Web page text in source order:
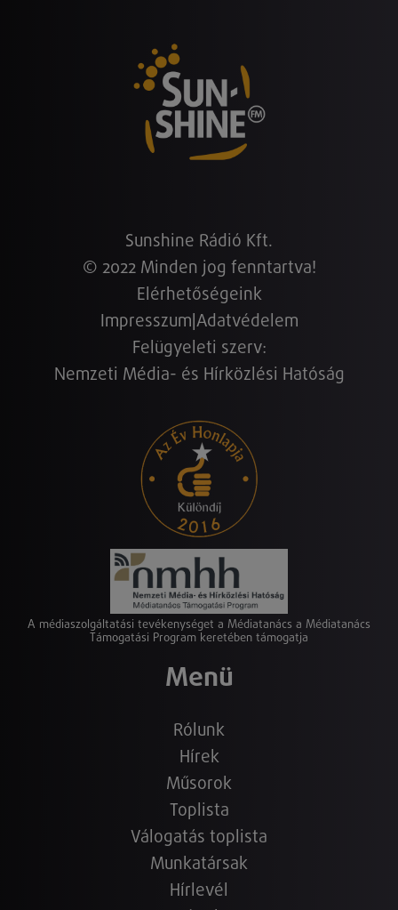
Sunshine Rádió Kft.
© 2022 Minden jog fenntartva!
Elérhetőségeink
Impresszum Adatvédelem
Felügyeleti szerv:
Nemzeti Média- és Hírközlési Hatóság
A médiaszolgáltatási tevékenységet a Médiatanács a Médiatanács
Támogatási Program keretében támogatja
Menü
Rólunk
Hírek
Műsorok
Toplista
Válogatás toplista
Munkatársak
Hírlevél